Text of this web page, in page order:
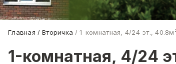
Главная Вторичка 1-комнатная, 4/24 эт.,
1-комнатная, 4/24